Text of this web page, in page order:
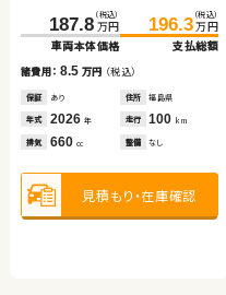
187.8 （税込）
万円
車両本体価格
196.3 （税込）
万円
支払総額
諸費用：8.5 万円 （税込）
保証 あり 住所 福島県
年式 2026 年 走行 100 km
排気 660 cc 整備 なし
見積もり・在庫確認
311.8 （税込）
万円
車両本体価格
322.7 （税込）
万円
支払総額
諸費用：10.9万円（税込）
保証 あり 住所 青森県
年式 2019 年 走行 89,000
排気 2,500 整備 法定整備付
見積もり・在庫確認
74.9 （税込）
万円
車両本体価格
93.6 （税込）
万円
支払総額
諸費用：18.7万円（税込）
保証 あり 住所 岩手県
年式 2011 年 走行 54,200
排気 2,000 整備 法定整備付
見積もり・在庫確認